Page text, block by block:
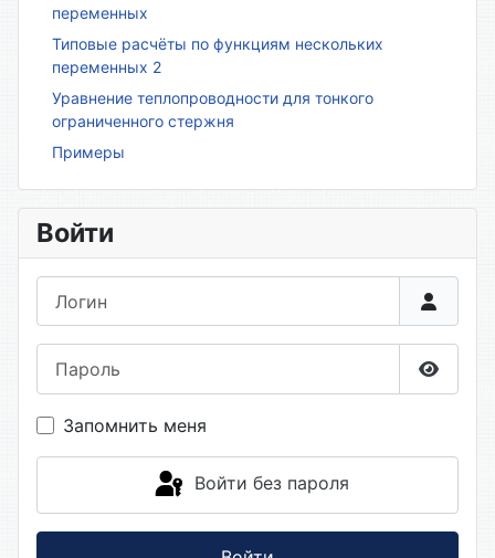
переменных
Типовые расчёты по функциям нескольких
переменных 2
Уравнение теплопроводности для тонкого
ограниченного стержня
Примеры
Войти
Запомнить меня
Войти без пароля